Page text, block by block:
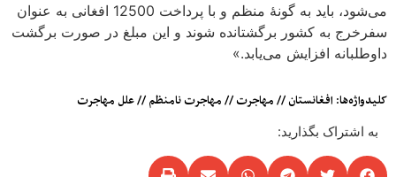
می‌شود، باید به گونۀ منظم و با پرداخت 12500 افغانی به عنوان
سفرخرج به کشور برگشتانده شوند و این مبلغ در صورت برگشت
داوطلبانه افزایش می‌یابد.»
کلیدواژه‌ها: افغانستان//مهاجرت//مهاجرت نامنظم//علل مهاجرت
به اشتراک بگذارید: